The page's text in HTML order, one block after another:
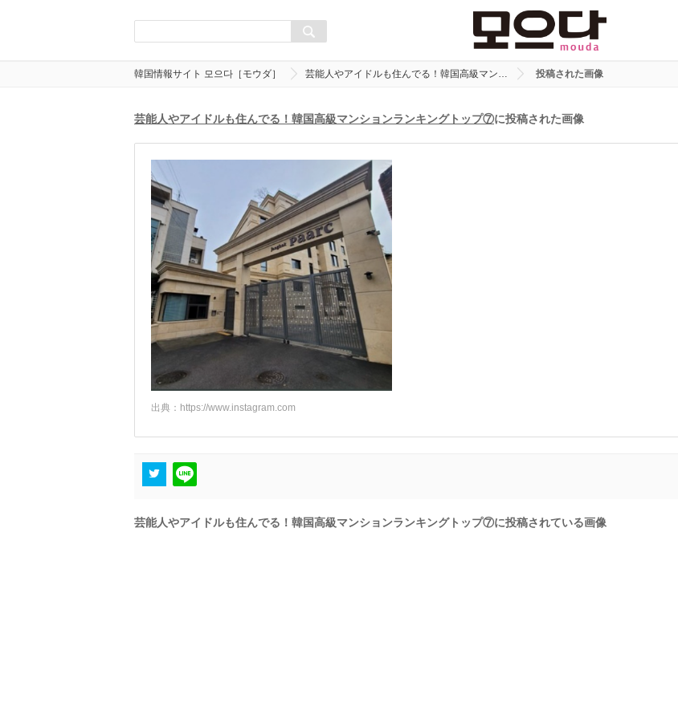
韓国情報サイト 모으다［モウダ］ 芸能人やアイドルも住んでる！韓国高級マン… 投稿された画像
芸能人やアイドルも住んでる！韓国高級マンションランキングトップ⑦に投稿された画像
出典： https://www.instagram.com
芸能人やアイドルも住んでる！韓国高級マンションランキングトップ⑦に投稿されている画像